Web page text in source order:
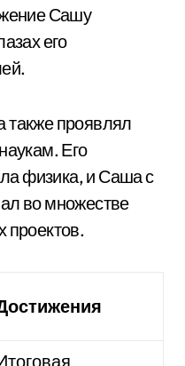
Сашу
его
проявлял
Его
физика, и Саша с
во множестве
проектов.